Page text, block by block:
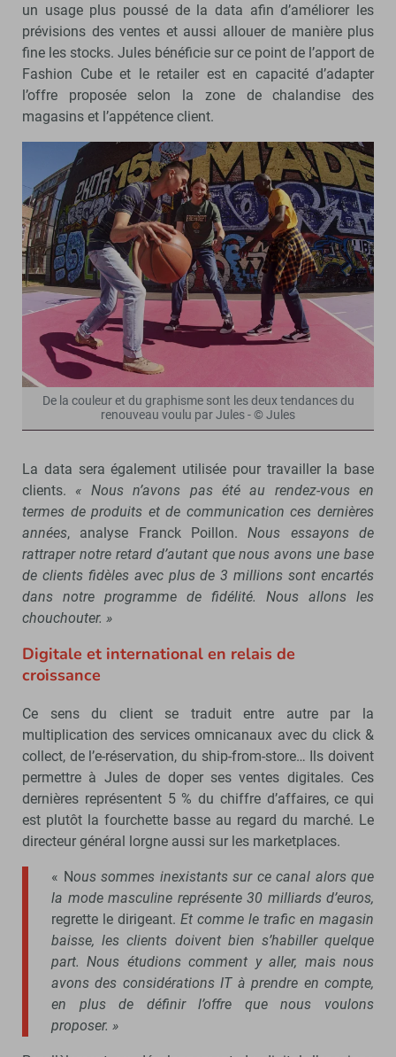
un usage plus poussé de la data afin d’améliorer les
prévisions des ventes et aussi allouer de manière plus
fine les stocks. Jules bénéficie sur ce point de l’apport de
Fashion Cube et le retailer est en capacité d’adapter
l’offre proposée selon la zone de chalandise des
magasins et l’appétence client.
De la couleur et du graphisme sont les deux tendances du
renouveau voulu par Jules - © Jules
La data sera également utilisée pour travailler la base
clients. « Nous n’avons pas été au rendez-vous en
termes de produits et de communication ces dernières
années, analyse Franck Poillon.Nous essayons de
rattraper notre retard d’autant que nous avons une base
de clients fidèles avec plus de 3 millions sont encartés
dans notre programme de fidélité. Nous allons les
chouchouter. »
Digitale et international en relais de
croissance
Ce sens du client se traduit entre autre par la
multiplication des services omnicanaux avec du click &
collect, de l’e-réservation, du ship-from-store… Ils doivent
permettre à Jules de doper ses ventes digitales. Ces
dernières représentent 5 % du chiffre d’affaires, ce qui
est plutôt la fourchette basse au regard du marché. Le
directeur général lorgne aussi sur les marketplaces.
« Nous sommes inexistants sur ce canal alors que
la mode masculine représente 30 milliards d’euros,
regrette le dirigeant. Et comme le trafic en magasin
baisse, les clients doivent bien s’habiller quelque
part. Nous étudions comment y aller, mais nous
avons des considérations IT à prendre en compte,
en plus de définir l’offre que nous voulons
proposer. »